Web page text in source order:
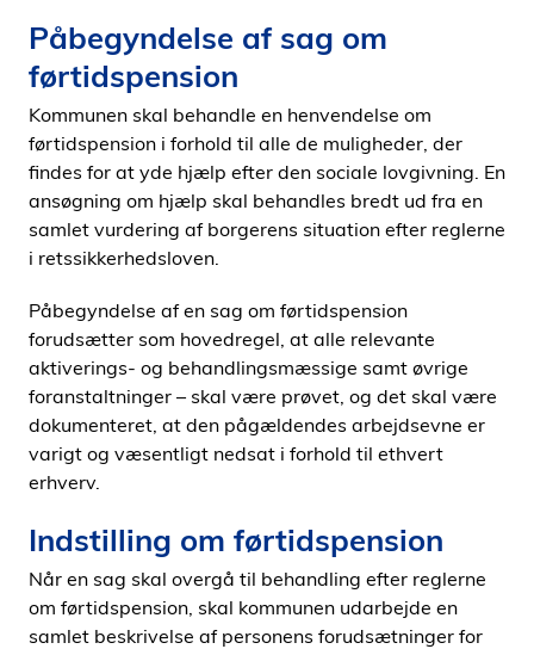
Påbegyndelse af sag om
førtidspension
Kommunen skal behandle en henvendelse om
førtidspension i forhold til alle de muligheder, der
findes for at yde hjælp efter den sociale lovgivning. En
ansøgning om hjælp skal behandles bredt ud fra en
samlet vurdering af borgerens situation efter reglerne
i retssikkerhedsloven.
Påbegyndelse af en sag om førtidspension
forudsætter som hovedregel, at alle relevante
aktiverings- og behandlingsmæssige samt øvrige
foranstaltninger – skal være prøvet, og det skal være
dokumenteret, at den pågældendes arbejdsevne er
varigt og væsentligt nedsat i forhold til ethvert
erhverv.
Indstilling om førtidspension
Når en sag skal overgå til behandling efter reglerne
om førtidspension, skal kommunen udarbejde en
samlet beskrivelse af personens forudsætninger for